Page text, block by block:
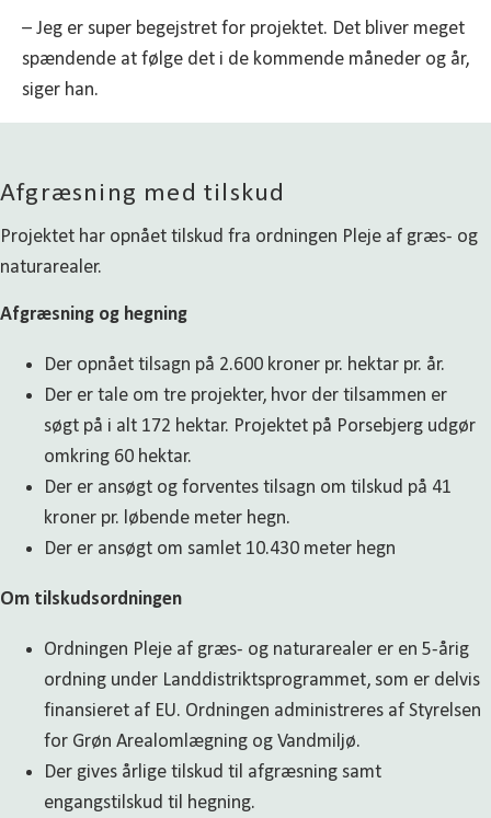
– Jeg er super begejstret for projektet. Det bliver meget
spændende at følge det i de kommende måneder og år,
siger han.
Afgræsning med tilskud
Projektet har opnået tilskud fra ordningen Pleje af græs- og
naturarealer.
Afgræsning og hegning
Der opnået tilsagn på 2.600 kroner pr. hektar pr. år.
Der er tale om tre projekter, hvor der tilsammen er
søgt på i alt 172 hektar. Projektet på Porsebjerg udgør
omkring 60 hektar.
Der er ansøgt og forventes tilsagn om tilskud på 41
kroner pr. løbende meter hegn.
Der er ansøgt om samlet 10.430 meter hegn
Om tilskudsordningen
Ordningen Pleje af græs- og naturarealer er en 5-årig
ordning under Landdistriktsprogrammet, som er delvis
finansieret af EU. Ordningen administreres af Styrelsen
for Grøn Arealomlægning og Vandmiljø.
Der gives årlige tilskud til afgræsning samt
engangstilskud til hegning.